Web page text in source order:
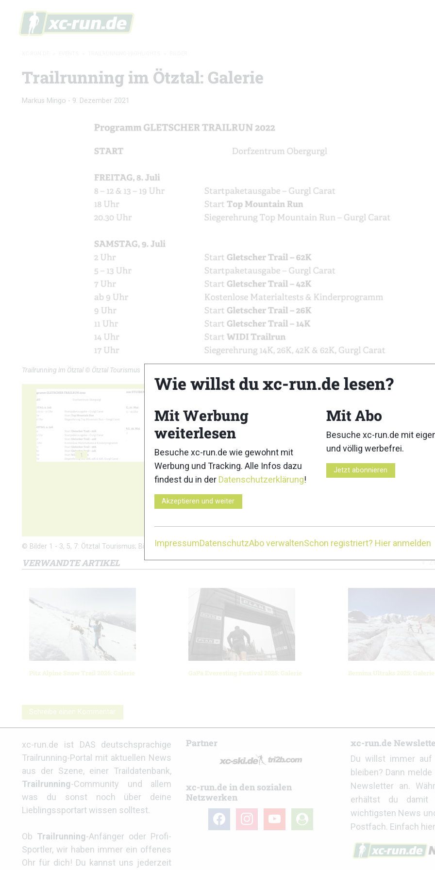
Trailrunning im Ötztal: Galerie
Markus Mingo - 9. Dezember 2021
Trailrunning im Ötztal © Ötztal Tourismus
1 2 3
6 7
© Bilder 1 - 3, 5, 7: Ötztal Tourismus; Bild 4: Ötztal Tourismus / Ernst Lorenzi; Bild 6: Ötztal Tourismus / Johannes Brunner;
VERWANDTE ARTIKEL
Pitz Alpine Snow Trail 2026: Galerie GaPa Everesting Festival 2025: Galerie Bernina Ultraks 2025: Galerie
Schreibe einen Kommentar
xc-run.de ist DAS deutschsprachige
Trailrunning-Portal mit aktuellen News
aus der Szene, einer Traildatenbank,
Trailrunning-Community und allem
was du sonst noch über deine
Lieblingssportart wissen solltest.
Ob Trailrunning-Anfänger oder Profi-
Sportler, wir haben immer ein offenes
Ohr für dich! Du kannst uns jederzeit
Partner
xc-run.de in den sozialen
Netzwerken
facebookinstagramyoutube
user-
circle
xc-run.de
Du willst immer auf
bleiben? Dann
Newsletter an.
erhältst du damit
wichtigsten News
Postfach. Einfach
Wie willst du xc-run.de lesen?
Mit Werbung
weiterlesen
Besuche xc-run.de wie gewohnt mit
Werbung und Tracking. Alle Infos dazu
findest du in der Datenschutzerklärung!
Akzeptieren und weiter
Mit Abo
Besuche xc-run.de mit
und völlig werbefrei.
Jetzt abonnieren
ImpressumDatenschutzAbo verwaltenSchon registriert? Hier anmelden